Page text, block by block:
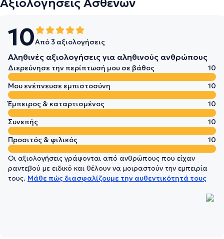
Αξιολογήσεις Ασθενών
10Από 3 αξιολογήσεις
Αληθινές αξιολογήσεις για αληθινούς ανθρώπους
Διερεύνησε την περίπτωσή μου σε βάθος
10
Μου ενέπνευσε εμπιστοσύνη
10
Έμπειρος & καταρτισμένος
10
Συνεπής
10
Προσιτός & φιλικός
10
Οι αξιολογήσεις γράφονται από ανθρώπους που είχαν
ραντεβού με ειδικό και θέλουν να μοιραστούν την εμπειρία
τους. Μάθε πώς διασφαλίζουμε την αυθεντικότητά τους